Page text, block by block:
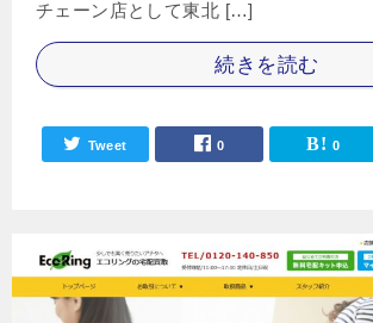
チェーン店として東北 […]
続きを読む
Tweet 0 0